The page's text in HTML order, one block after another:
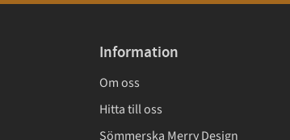
Information
Om oss
Hitta till oss
Sömmerska Merry Design